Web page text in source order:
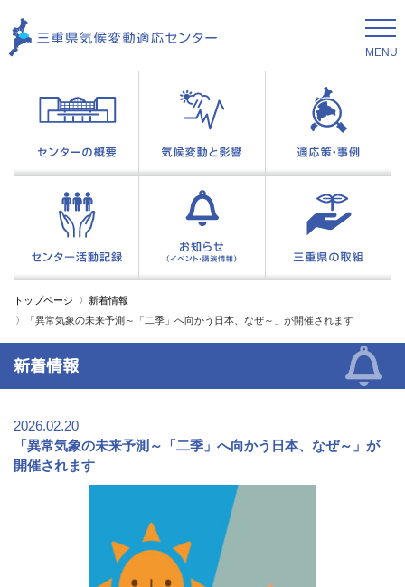
MENU
トップページ
新着情報
「異常気象の未来予測～「二季」へ向かう日本、なぜ～」が開催されます
新着情報
2026.02.20
「異常気象の未来予測～「二季」へ向かう日本、なぜ～」が
開催されます